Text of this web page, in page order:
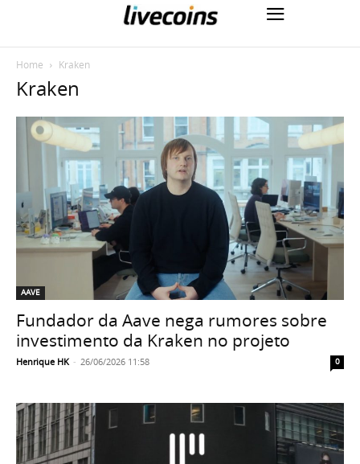
Home Kraken
Kraken
AAVE
Fundador da Aave nega rumores sobre
investimento da Kraken no projeto
Henrique HK - 26/06/2026 11:58 0